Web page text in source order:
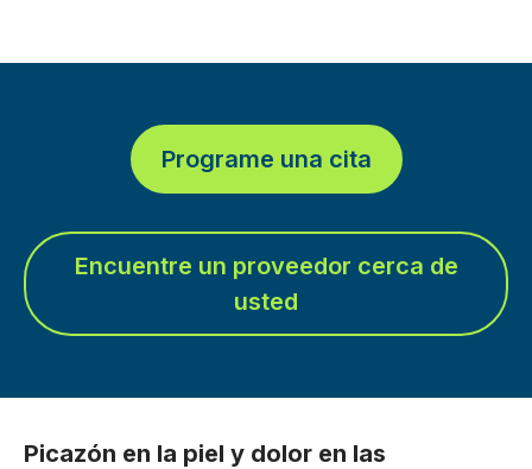
Programe una cita
Encuentre un proveedor cerca de
usted
Picazón en la piel y dolor en las